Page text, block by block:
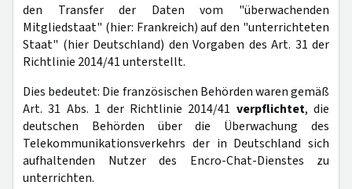
den Transfer der Daten vom "überwachenden
Mitgliedstaat" (hier: Frankreich) auf den "unterrichteten
Staat" (hier Deutschland) den Vorgaben des Art. 31 der
Richtlinie 2014/41 unterstellt.
Dies bedeutet: Die französischen Behörden waren gemäß
Art. 31 Abs. 1 der Richtlinie 2014/41 verpflichtet, die
deutschen Behörden über die Überwachung des
Telekommunikationsverkehrs der in Deutschland sich
aufhaltenden Nutzer des Encro-Chat-Dienstes zu
unterrichten.